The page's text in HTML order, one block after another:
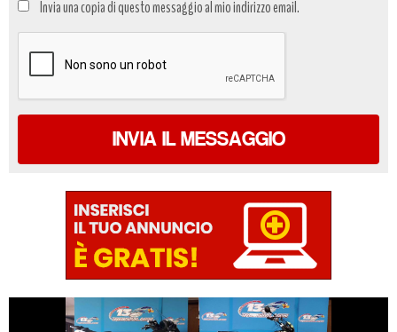
dati
*
Invia una copia di questo messaggio al mio indirizzo email.
INVIA IL MESSAGGIO
€ 5.890 € € 2.990 €